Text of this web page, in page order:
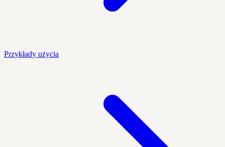
Przykłady użycia